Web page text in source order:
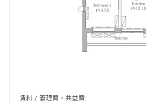
賃料 / 管理費・共益費: